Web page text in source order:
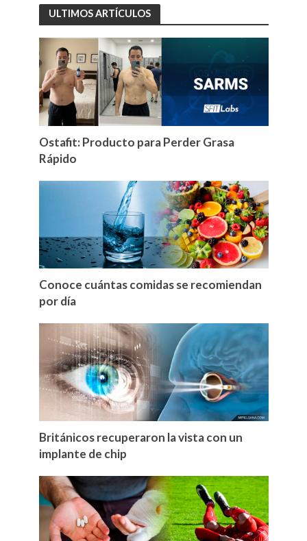
ULTIMOS ARTÍCULOS
Ostafit: Producto para Perder Grasa
Rápido
Conoce cuántas comidas se recomiendan
por día
Británicos recuperaron la vista con un
implante de chip